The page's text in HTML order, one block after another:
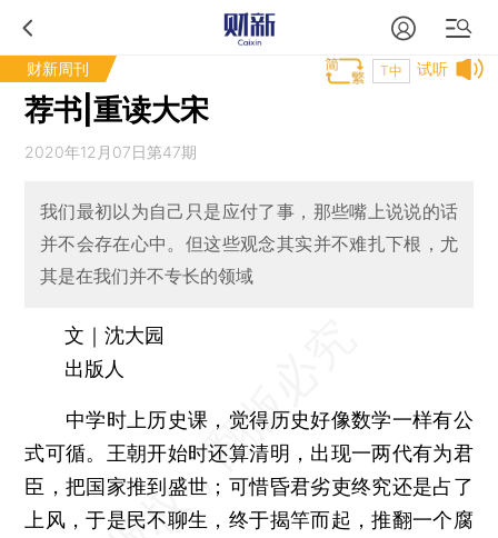
财新周刊 试听
T中
荐书|重读大宋
2020年12月07日第47期
我们最初以为自己只是应付了事，那些嘴上说说的话
并不会存在心中。但这些观念其实并不难扎下根，尤
其是在我们并不专长的领域
文｜沈大园
出版人
中学时上历史课，觉得历史好像数学一样有公
式可循。王朝开始时还算清明，出现一两代有为君
臣，把国家推到盛世；可惜昏君劣吏终究还是占了
上风，于是民不聊生，终于揭竿而起，推翻一个腐